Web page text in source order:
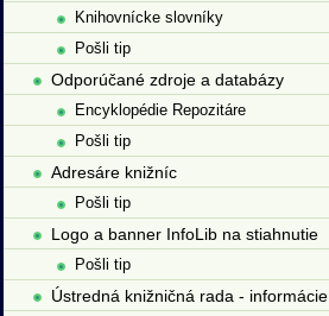
Knihovnícke slovníky
Pošli tip
Odporúčané zdroje a databázy
Encyklopédie Repozitáre
Pošli tip
Adresáre knižníc
Pošli tip
Logo a banner InfoLib na stiahnutie
Pošli tip
Ústredná knižničná rada - informácie